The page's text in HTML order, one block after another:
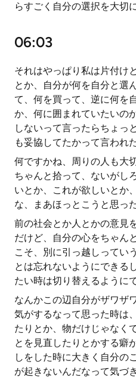
らすごく自分の選択を大切
06:03
それはやっぱり私は片付け
とか、自分が何を自分と選
て、何を買って、逆に何を
か、何に囲まれていたいの
しないって言ったらちょっ
も妥協してたかって言われ
何ですかね、周りの人も大
ちゃんと拾って、ないがし
いとか、これが欲しいとか
な、まあほっとこうと思っ
前の社会とか人とかの意見
だけど、自分の心をちゃん
こそ、別に引っ越しってい
とは忘れないようにできる
たい時は切り替えるように
なんかこの辺自分がザワザ
気がするなって思った時は
たりとか、物だけじゃなく
とを見直したりとかする癖
しをした時に大きく自分の
が起きないんだなって気づ